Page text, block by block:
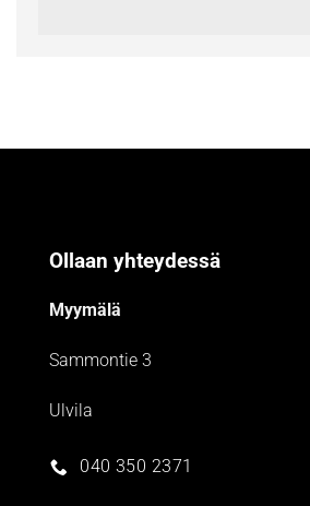
Ollaan yhteydessä
Myymälä
Sammontie 3
Ulvila
040 350 2371